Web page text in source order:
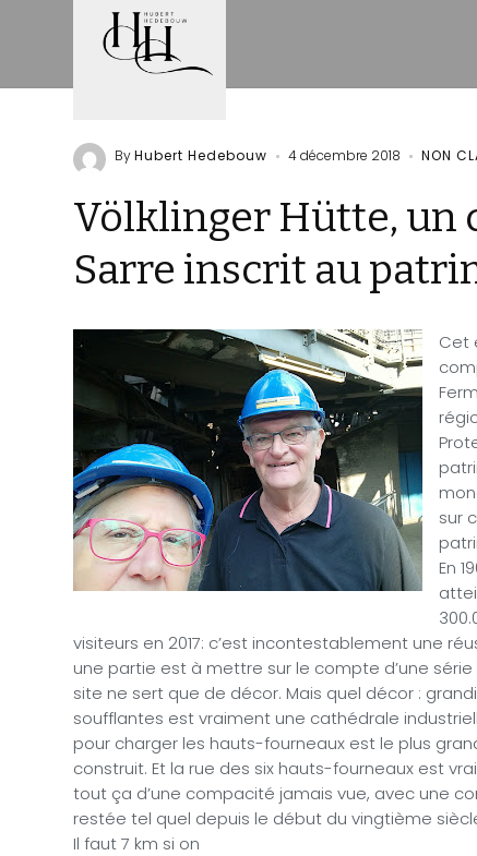
ByHubert Hedebouw 4 décembre 2018 NON
Völklinger Hütte, un
Sarre inscrit au
Cet
sur
En
visiteurs en 2017: c’est incontestablement une
une partie est à mettre sur le compte d’une
site ne sert que de décor. Mais quel décor :
soufflantes est vraiment une cathédrale
pour charger les hauts-fourneaux est le plus
construit. Et la rue des six hauts-fourneaux est
tout ça d’une compacité jamais vue, avec une
restée tel quel depuis le début du vingtième
Il faut 7 km si on